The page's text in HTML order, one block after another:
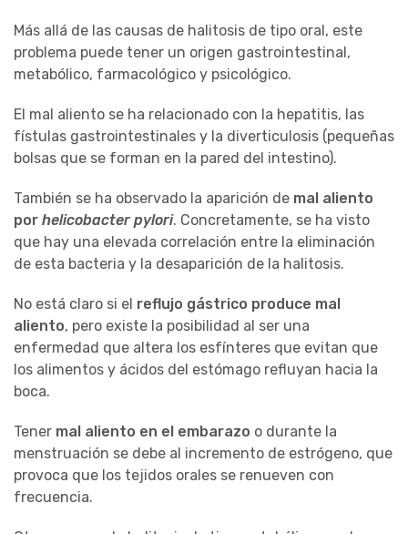
Más allá de las causas de halitosis de tipo oral, este
problema puede tener un origen gastrointestinal,
metabólico, farmacológico y psicológico.
El mal aliento se ha relacionado con la hepatitis, las
fístulas gastrointestinales y la diverticulosis (pequeñas
bolsas que se forman en la pared del intestino).
También se ha observado la aparición de mal aliento
por helicobacter pylori. Concretamente, se ha visto
que hay una elevada correlación entre la eliminación
de esta bacteria y la desaparición de la halitosis.
No está claro si el reflujo gástrico produce mal
aliento, pero existe la posibilidad al ser una
enfermedad que altera los esfínteres que evitan que
los alimentos y ácidos del estómago refluyan hacia la
boca.
Tener mal aliento en el embarazo o durante la
menstruación se debe al incremento de estrógeno, que
provoca que los tejidos orales se renueven con
frecuencia.